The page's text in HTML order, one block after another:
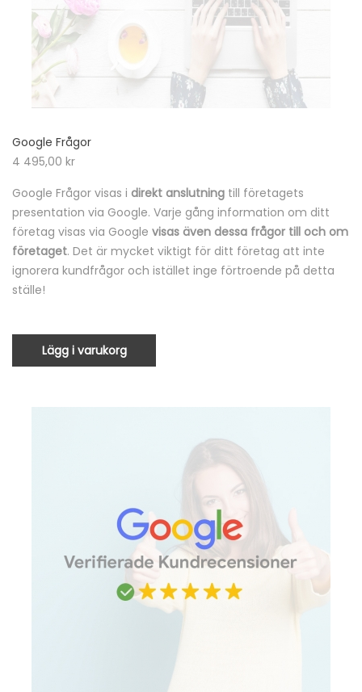
Google Frågor
4 495,00 kr
Google Frågor visas i direkt anslutning till företagets
presentation via Google. Varje gång information om ditt
företag visas via Google visas även dessa frågor till och om
företaget. Det är mycket viktigt för ditt företag att inte
ignorera kundfrågor och istället inge förtroende på detta
ställe!
Lägg i varukorg